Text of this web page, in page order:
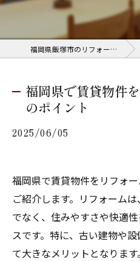
福岡県飯塚市のリフォームなら株式会社奈子原建設
福岡県で賃貸物件
のポイント
2025/06/05
福岡県で賃貸物件をリフォ
ご紹介します。リフォーム
でなく、住みやすさや快適
スです。特に、古い建物や
て大きなメリットとなりま